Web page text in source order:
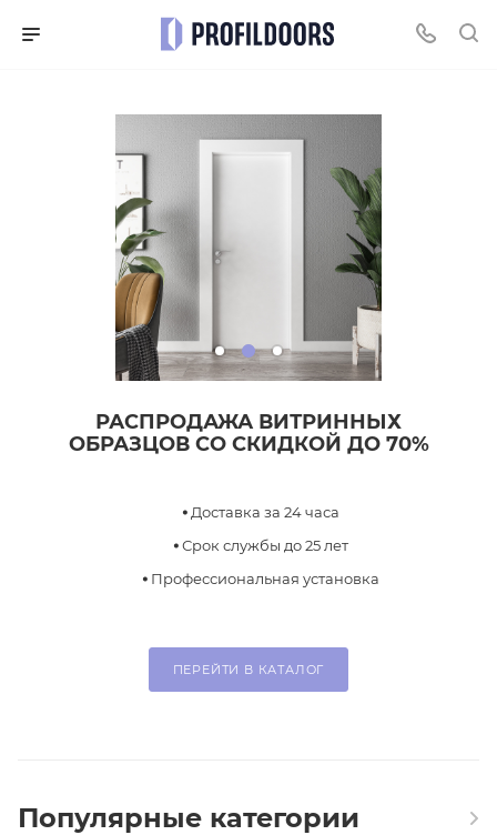
РАСПРОДАЖА ВИТРИННЫХ
ОБРАЗЦОВ СО СКИДКОЙ ДО 70%
⦁Доставка за 24 часа
⦁Срок службы до 25 лет
⦁Профессиональная установка
ПЕРЕЙТИ В КАТАЛОГ
Популярные категории